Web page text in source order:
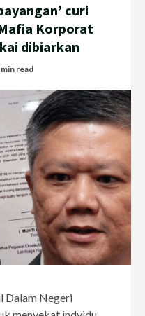
curi
Korporat
dibiarkan
read
Dalam Negeri